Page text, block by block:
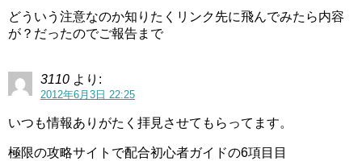
どういう注意なのか知りたくリンク先に飛んでみたら内容
が？だったのでご報告まで
3110 より:
2012年6月3日 22:25
いつも情報ありがたく拝見させてもらってます。
極限の攻略サイトで配合初心者ガイドの6項目目